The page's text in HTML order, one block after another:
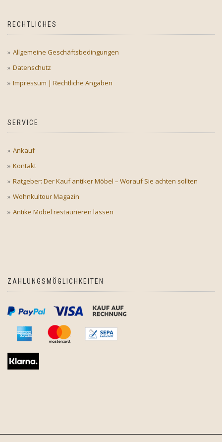
RECHTLICHES
Allgemeine Geschäftsbedingungen
Datenschutz
Impressum | Rechtliche Angaben
SERVICE
Ankauf
Kontakt
Ratgeber: Der Kauf antiker Möbel – Worauf Sie achten sollten
Wohnkultour Magazin
Antike Möbel restaurieren lassen
ZAHLUNGSMÖGLICHKEITEN